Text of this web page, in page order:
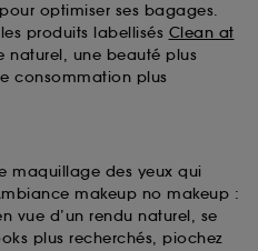
optimiser ses bagages.
produits labellisés Clean at
naturel, une beauté plus
consommation plus
maquillage des yeux qui
makeup no makeup :
vue d’un rendu naturel, se
plus recherchés, piochez